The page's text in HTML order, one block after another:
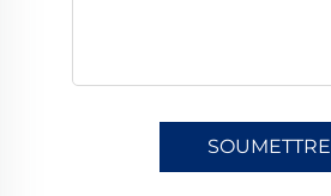
SOUMETTRE